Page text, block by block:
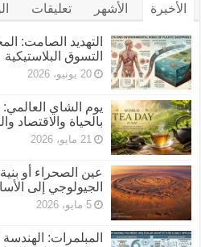
الأخيرة الأشهر تعليقات
التهديد الصامت:
التسوق البلاستيكية
20 يونيو، 2026
يوم الشاي
بالحياة والاقتصاد
21 مايو، 2026
عين الصحراء أو
الجيولوجي إلى
5 مايو، 2026
المبلمرات: